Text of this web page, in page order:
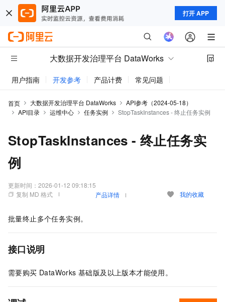
打开 APP
大数据开发治理平台 DataWorks
用户指南 开发参考 产品计费 常见问题
首页 大数据开发治理平台 DataWorks
API参考（2024-05-18）
API目录
运维中心 任务实例 StopTaskInstances - 终止任务实例
StopTaskInstances - 终止任务实
例
更新时间： 2026-01-12 09:18:15
复制 MD 格式
产品详情 我的收藏
批量终止多个任务实例。
接口说明
需要购买 DataWorks 基础版及以上版本才能使用。